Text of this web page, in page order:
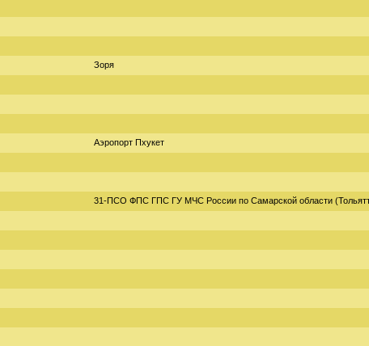
Зоря
Аэропорт Пхукет
31-ПСО ФПС ГПС ГУ МЧС России по Самарской области